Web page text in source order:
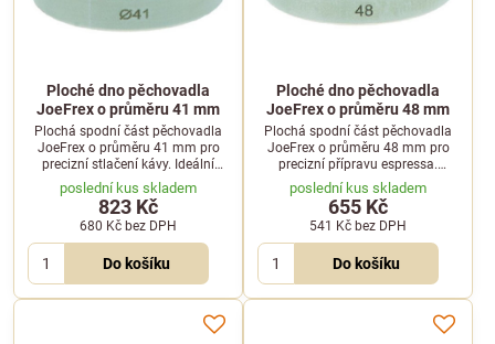
Ploché dno pěchovadla
JoeFrex o průměru 41 mm
Plochá spodní část pěchovadla
JoeFrex o průměru 41 mm pro
precizní stlačení kávy. Ideální
základna pro rovnoměrnou
extrakci espressa.
poslední kus skladem
823 Kč
680 Kč bez DPH
Do košíku
Ploché dno pěchovadla
JoeFrex o průměru 48 mm
Plochá spodní část pěchovadla
JoeFrex o průměru 48 mm pro
precizní přípravu espressa.
Zajišťuje dokonale rovnoměrné
stlačení mleté kávy.
poslední kus skladem
655 Kč
541 Kč bez DPH
Do košíku